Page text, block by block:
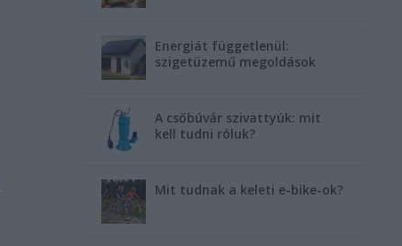
Energiát függetlenül:
szigetüzemű megoldások
A csőbúvár szivattyúk: mit
kell tudni róluk?
Mit tudnak a keleti e-bike-ok?